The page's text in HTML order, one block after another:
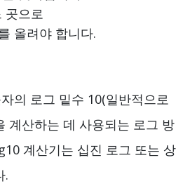
곳으로
올려야 합니다.
의 로그 밑수 10(일반적으로
계산하는 데 사용되는 로그 방
계산기는 십진 로그 또는 상
.